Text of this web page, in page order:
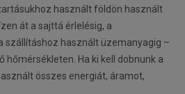
használt földön használt
át a sajttá érlelésig, a
szállításhoz használt üzemanyagig –
hőmérsékleten. Ha ki kell dobnunk a
összes energiát, áramot,